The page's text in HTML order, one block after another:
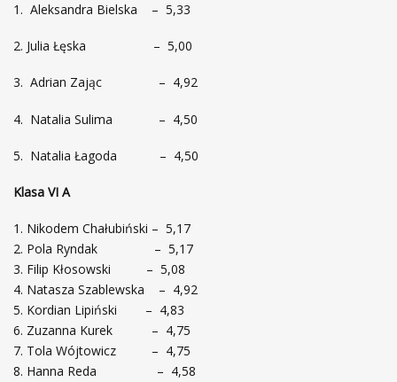
1. Aleksandra Bielska – 5,33
2. Julia Łęska – 5,00
3. Adrian Zając – 4,92
4. Natalia Sulima – 4,50
5. Natalia Łagoda – 4,50
Klasa VI A
Nikodem Chałubiński – 5,17
Pola Ryndak – 5,17
Filip Kłosowski – 5,08
Natasza Szablewska – 4,92
Kordian Lipiński – 4,83
Zuzanna Kurek – 4,75
Tola Wójtowicz – 4,75
Hanna Reda – 4,58